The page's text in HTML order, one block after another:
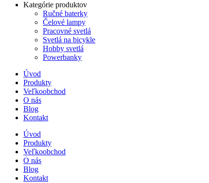
Kategórie produktov
Ručné baterky
Čelové lampy
Pracovné svetlá
Svetlá na bicykle
Hobby svetlá
Powerbanky
Úvod
Produkty
Veľkoobchod
O nás
Blog
Kontakt
Úvod
Produkty
Veľkoobchod
O nás
Blog
Kontakt